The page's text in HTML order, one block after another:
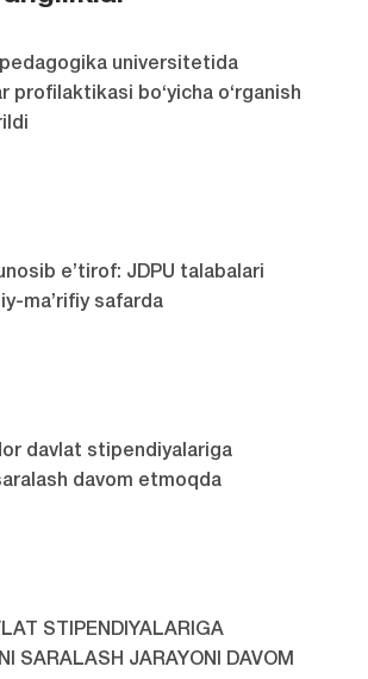
universitetida
profilaktikasi bo‘yicha o‘rganish
e’tirof: JDPU talabalari
ma’rifiy safarda
davlat stipendiyalariga
davom etmoqda
STIPENDIYALARIGA
SARALASH JARAYONI DAVOM